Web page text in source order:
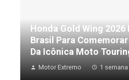
Honda Gold Wing 2026
Brasil Para
Da Icônica Moto
Motor Extremo 1